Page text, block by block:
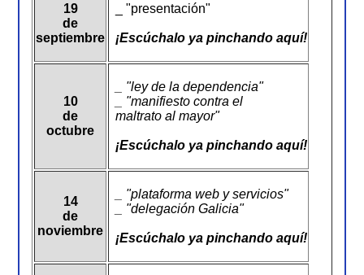
Seguros
RYA Correduría seguros (GRANADA)
Viajes
Hoteles Meliá (Granada)
Grupo Retiro (Madrid)
19
de
septiembre
_ "presentación"
¡Escúchalo ya pinchando aquí!
10
de
octubre
_ "ley de la dependencia"
_ "manifiesto contra el
maltrato al mayor"
¡Escúchalo ya pinchando aquí!
14
de
noviembre
_ "plataforma web y servicios"
_ "delegación Galicia"
¡Escúchalo ya pinchando aquí!